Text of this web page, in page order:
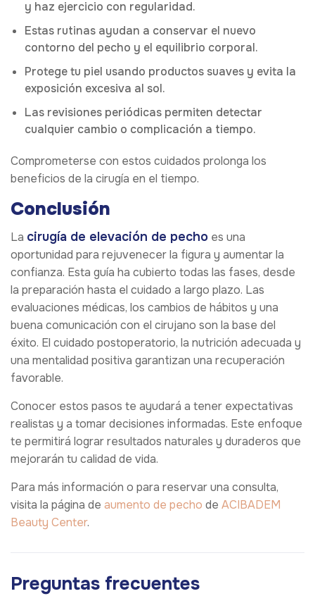
y haz ejercicio con regularidad.
Estas rutinas ayudan a conservar el nuevo
contorno del pecho y el equilibrio corporal.
Protege tu piel usando productos suaves y evita la
exposición excesiva al sol.
Las revisiones periódicas permiten detectar
cualquier cambio o complicación a tiempo.
Comprometerse con estos cuidados prolonga los
beneficios de la cirugía en el tiempo.
Conclusión
La cirugía de elevación de pecho es una
oportunidad para rejuvenecer la figura y aumentar la
confianza. Esta guía ha cubierto todas las fases, desde
la preparación hasta el cuidado a largo plazo. Las
evaluaciones médicas, los cambios de hábitos y una
buena comunicación con el cirujano son la base del
éxito. El cuidado postoperatorio, la nutrición adecuada y
una mentalidad positiva garantizan una recuperación
favorable.
Conocer estos pasos te ayudará a tener expectativas
realistas y a tomar decisiones informadas. Este enfoque
te permitirá lograr resultados naturales y duraderos que
mejorarán tu calidad de vida.
Para más información o para reservar una consulta,
visita la página de aumento de pecho de ACIBADEM
Beauty Center.
Preguntas frecuentes